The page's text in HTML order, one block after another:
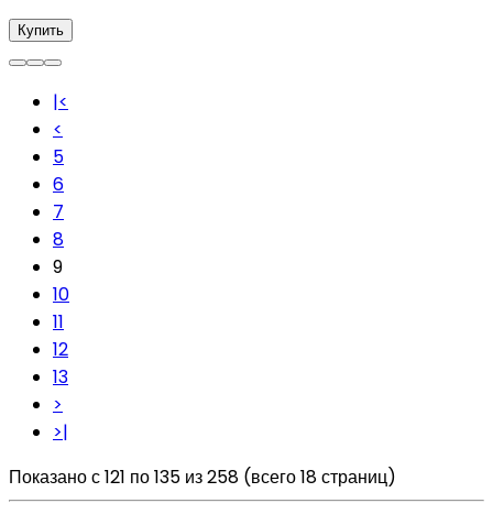
Купить
|<
<
5
6
7
8
9
10
11
12
13
>
>|
Показано с 121 по 135 из 258 (всего 18 страниц)